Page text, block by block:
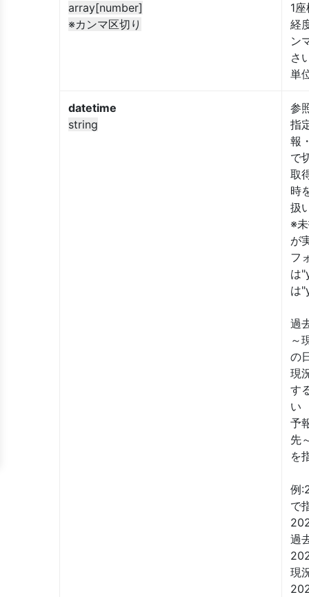
array[number]
※カンマ区切り
1
経
ン
さ
単
datetime
string
参
指
報
で
取
時
扱
※
が
フ
は
は
過
～
の
現
す
い
予
先
を
例
で
過
現